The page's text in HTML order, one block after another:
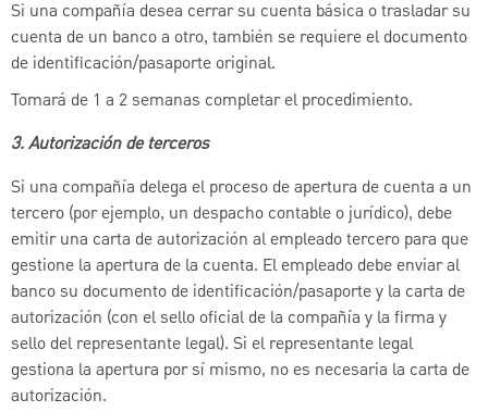
Si una compañía desea cerrar su cuenta básica o trasladar su
cuenta de un banco a otro, también se requiere el documento
de identificación/pasaporte original.
Tomará de 1 a 2 semanas completar el procedimiento.
3. Autorización de terceros
Si una compañía delega el proceso de apertura de cuenta a un
tercero (por ejemplo, un despacho contable o jurídico), debe
emitir una carta de autorización al empleado tercero para que
gestione la apertura de la cuenta. El empleado debe enviar al
banco su documento de identificación/pasaporte y la carta de
autorización (con el sello oficial de la compañía y la firma y
sello del representante legal). Si el representante legal
gestiona la apertura por sí mismo, no es necesaria la carta de
autorización.